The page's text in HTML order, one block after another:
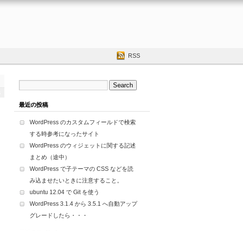
RSS
最近の投稿
WordPress のカスタムフィールドで検索
する時参考になったサイト
WordPress のウィジェットに関する記述
まとめ（途中）
WordPress で子テーマの CSS などを読
み込ませたいときに注意すること。
ubuntu 12.04 で Git を使う
WordPress 3.1.4 から 3.5.1 へ自動アップ
グレードしたら・・・